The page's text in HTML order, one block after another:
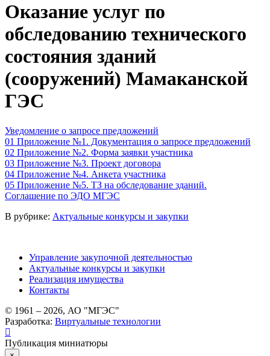
Оказание услуг по
обследованию технического
состояния зданий
(сооружений) Мамаканской
ГЭС
Уведомление о запросе предложений
01 Приложение №1. Документация о запросе предложений
02 Приложение №2. Форма заявки участника
03 Приложение №3. Проект договора
04 Приложение №4. Анкета участника
05 Приложение №5. ТЗ на обследование зданий.
Соглашение по ЭДО МГЭС
В рубрике: Актуальные конкурсы и закупки
Управление закупочной деятельностью
Актуальные конкурсы и закупки
Реализация имущества
Контакты
© 1961 – 2026, АО "МГЭС"
Разработка: Виртуальные технологии
Публикация миниатюры